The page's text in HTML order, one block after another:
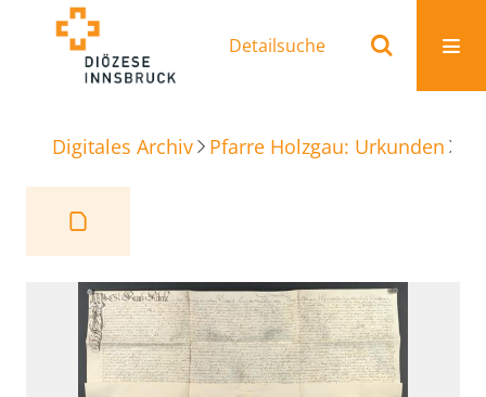
Detailsuche
Digitales Archiv Pfarre Holzgau: Urkunden